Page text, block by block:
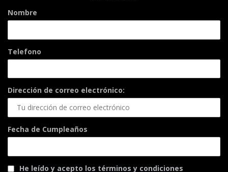
Nombre
Telefono
Dirección de correo electrónico:
Fecha de Cumpleaños
He leído y acepto los términos y condiciones